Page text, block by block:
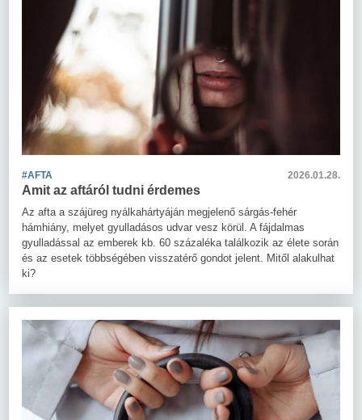
#AFTA 2026.01.28.
Amit az aftáról tudni érdemes
Az afta a szájüreg nyálkahártyáján megjelenő sárgás-fehér
hámhiány, melyet gyulladásos udvar vesz körül. A fájdalmas
gyulladással az emberek kb. 60 százaléka találkozik az élete során
és az esetek többségében visszatérő gondot jelent. Mitől alakulhat
ki?